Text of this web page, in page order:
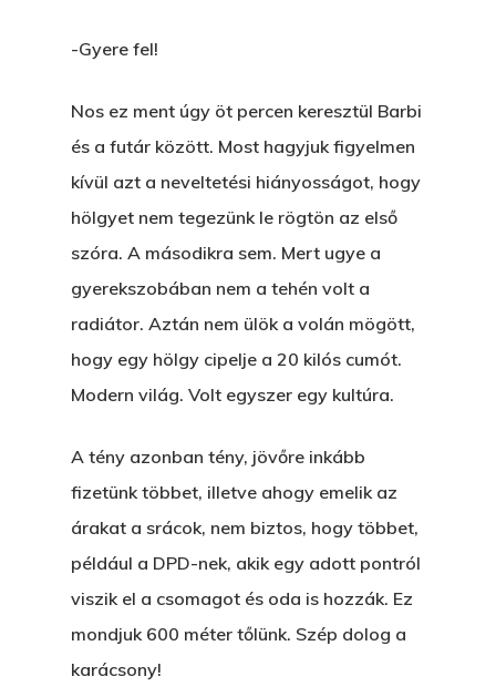
-Gyere fel!
Nos ez ment úgy öt percen keresztül Barbi
és a futár között. Most hagyjuk figyelmen
kívül azt a neveltetési hiányosságot, hogy
hölgyet nem tegezünk le rögtön az első
szóra. A másodikra sem. Mert ugye a
gyerekszobában nem a tehén volt a
radiátor. Aztán nem ülök a volán mögött,
hogy egy hölgy cipelje a 20 kilós cumót.
Modern világ. Volt egyszer egy kultúra.
A tény azonban tény, jövőre inkább
fizetünk többet, illetve ahogy emelik az
árakat a srácok, nem biztos, hogy többet,
például a DPD-nek, akik egy adott pontról
viszik el a csomagot és oda is hozzák. Ez
mondjuk 600 méter tőlünk. Szép dolog a
karácsony!
ÁRULÓ!
A Kaszinó
Párizs És Újra MI
Egy Hitelt, Ödön?
A „BECSÜLETES”
Hogyan Tudta Feladni